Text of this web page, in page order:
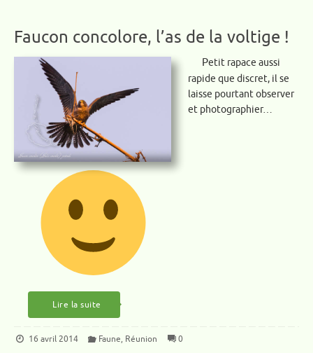
Faucon concolore, l’as de la voltige !
Petit rapace aussi
rapide que discret, il se
laisse pourtant observer
et photographier…
Lire la suite
16 avril 2014 Faune, Réunion 0